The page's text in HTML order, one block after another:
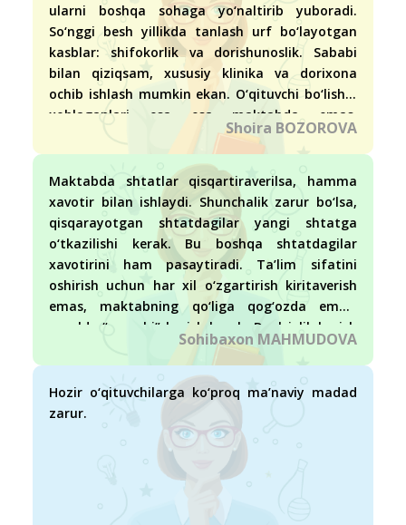
ularni boshqa sohaga yo‘naltirib yuboradi.
So‘nggi besh yillikda tanlash urf bo‘layotgan
kasblar: shifokorlik va dorishunoslik. Sababi
bilan qiziqsam, xususiy klinika va dorixona
ochib ishlash mumkin ekan. O‘qituvchi bo‘lishni
xohlaganlari esa esa maktabda emas,
OTMlarda ishlashni rejalashtirmoqda. Nima
bo‘lganda ham yoqtirgan kasbida ishlash
yaxshi, har qanday qiyinchiligi bilinmaydi, fidoyi
bo‘la olasiz, hurmat ham qozonasiz.
Shoira BOZOROVA
Maktabda shtatlar qisqartiraverilsa, hamma
xavotir bilan ishlaydi. Shunchalik zarur bo‘lsa,
qisqarayotgan shtatdagilar yangi shtatga
o‘tkazilishi kerak. Bu boshqa shtatdagilar
xavotirini ham pasaytiradi. Ta’lim sifatini
oshirish uchun har xil o‘zgartirish kiritaverish
emas, maktabning qo‘liga qog‘ozda emas,
amalda “qamchi” berish kerak. Daxlsizlik berish
Sohibaxon MAHMUDOVA
Hozir o‘qituvchilarga ko‘proq ma’naviy madad
zarur.